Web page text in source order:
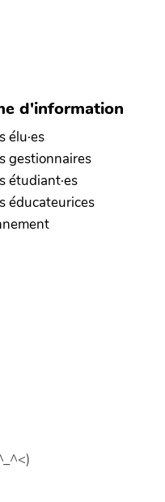
d'information
élu·es
gestionnaires
étudiant·es
éducateurices